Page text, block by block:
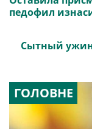
педофил
Сытный ужин
ГОЛОВНЕ